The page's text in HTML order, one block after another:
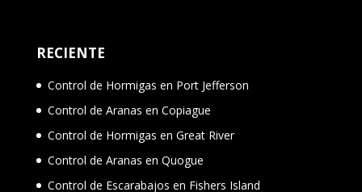
RECIENTE
Control de Hormigas en Port Jefferson
Control de Aranas en Copiague
Control de Hormigas en Great River
Control de Aranas en Quogue
Control de Escarabajos en Fishers Island